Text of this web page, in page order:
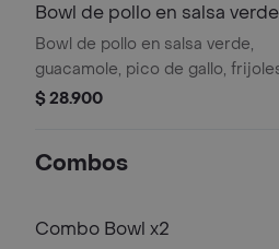
Bowl de pollo en salsa verde
Bowl de pollo en salsa verde,
guacamole, pico de gallo,
negros, arroz achiote y lechuga.
$ 28.900
Combos
Combo Bowl x2